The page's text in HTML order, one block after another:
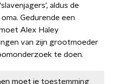
aldus de
Gedurende een
Alex Haley
van zijn grootmoeder
te doen.
moet je toestemming